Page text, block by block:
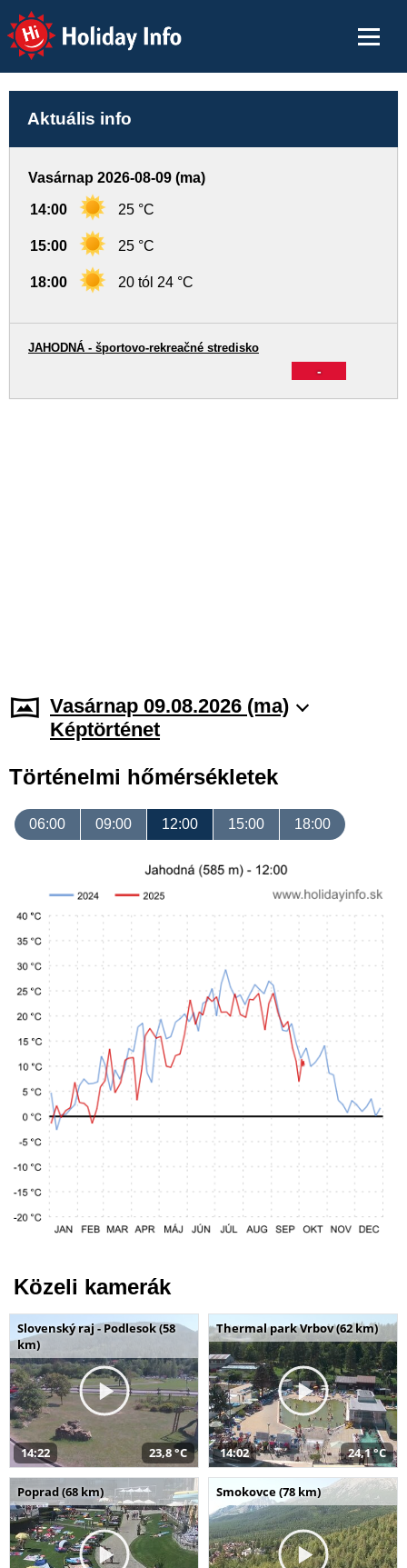
Holiday Info
Aktuális info
Vasárnap 2026-08-09 (ma)
14:00 25 °C
15:00 25 °C
18:00 20 tól 24 °C
-
JAHODNÁ - športovo-rekreačné stredisko
Vasárnap 09.08.2026 (ma)
Képtörténet
Történelmi hőmérsékletek
06:00 09:00 12:00 15:00 18:00
Közeli kamerák
Slovenský raj - Podlesok (58
km)
14:22 23,8 °C
Thermal park Vrbov (62 km)
14:02 24,1 °C
Poprad (68 km) Smokovce (78 km)